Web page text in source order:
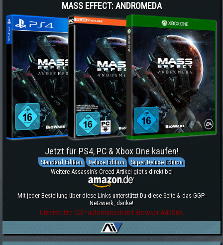
MASS EFFECT: ANDROMEDA
Jetzt für PS4, PC & Xbox One kaufen!
Standard Edition Deluxe Edition
Super Deluxe Edition
Weitere Assassin's Creed-Artikel gibt's direkt bei
Mit jeder Bestellung über diese Links unterstützt Du diese Seite & das GGP-
Netzwerk, danke!
Unterstütze GGP automatisch mit Browser AddOn's